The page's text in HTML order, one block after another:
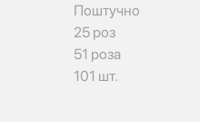
Поштучно
25 роз
51 роза
101 шт.